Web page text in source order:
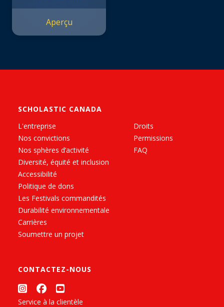
Aperçu
SCHOLASTIC CANADA
L'entreprise
Nos convictions
Nos sphères d’activité
Diversité, équité et inclusion
Accessibilité
Politique de dons
Les Festivals commandités
Durabilité environnementale
Carrières
Soumettre un projet
Droits
Permissions
FAQ
CONTACTEZ-NOUS
Service à la clientèle